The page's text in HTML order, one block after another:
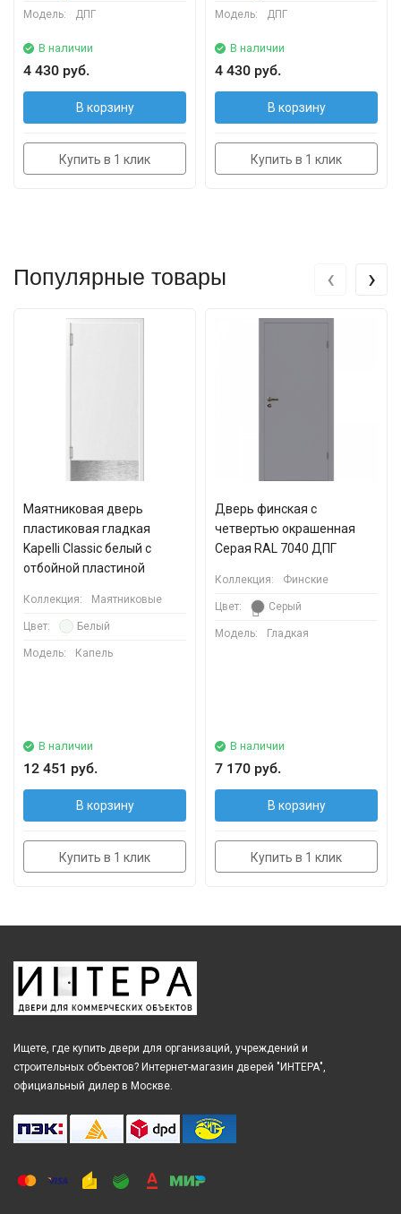
Модель: ДПГ
В наличии
4 430 руб.
В корзину
Купить в 1 клик
Модель: ДПГ
В наличии
4 430 руб.
В корзину
Купить в 1 клик
Популярные товары
Маятниковая дверь
пластиковая гладкая
Kapelli Classic белый с
отбойной пластиной
Коллекция: Маятниковые
Цвет: Белый
Модель: Капель
В наличии
12 451 руб.
В корзину
Купить в 1 клик
Дверь финская с
четвертью окрашенная
Серая RAL 7040 ДПГ
Коллекция: Финские
Цвет: Серый
Модель: Гладкая
В наличии
7 170 руб.
В корзину
Купить в 1 клик
‹ ›
Ищете, где купить двери для организаций, учреждений и
строительных объектов? Интернет-магазин дверей "ИНТЕРА",
официальный дилер в Москве.